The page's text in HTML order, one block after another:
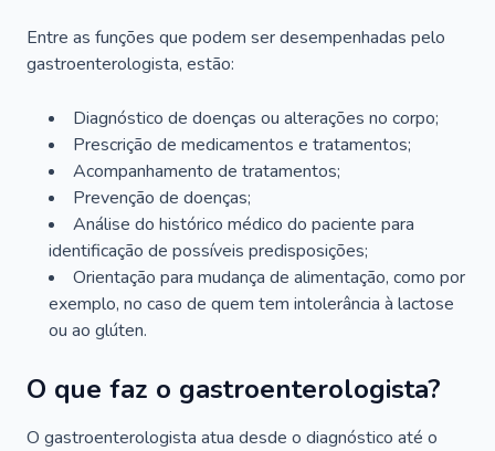
Entre as funções que podem ser desempenhadas pelo
gastroenterologista, estão:
Diagnóstico de doenças ou alterações no corpo;
Prescrição de medicamentos e tratamentos;
Acompanhamento de tratamentos;
Prevenção de doenças;
Análise do histórico médico do paciente para
identificação de possíveis predisposições;
Orientação para mudança de alimentação, como por
exemplo, no caso de quem tem intolerância à lactose
ou ao glúten.
O que faz o gastroenterologista?
O gastroenterologista atua desde o diagnóstico até o